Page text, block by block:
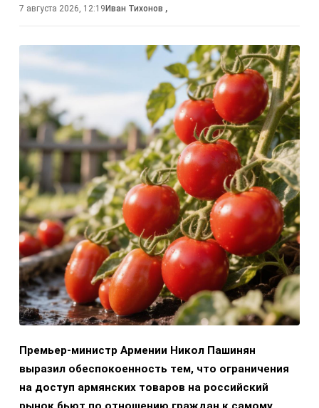
7 августа 2026, 12:19 Иван Тихонов ,
Премьер-министр Армении Никол Пашинян
выразил обеспокоенность тем, что ограничения
на доступ армянских товаров на российский